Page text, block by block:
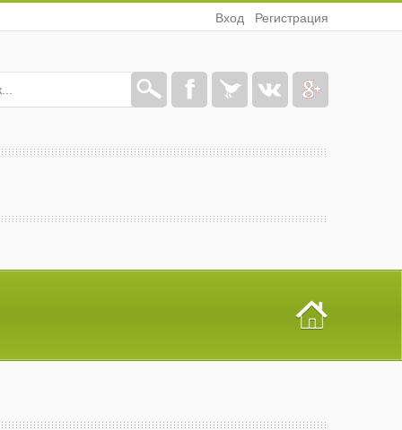
Вход Регистрация